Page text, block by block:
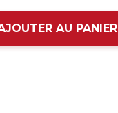
AU PANIER